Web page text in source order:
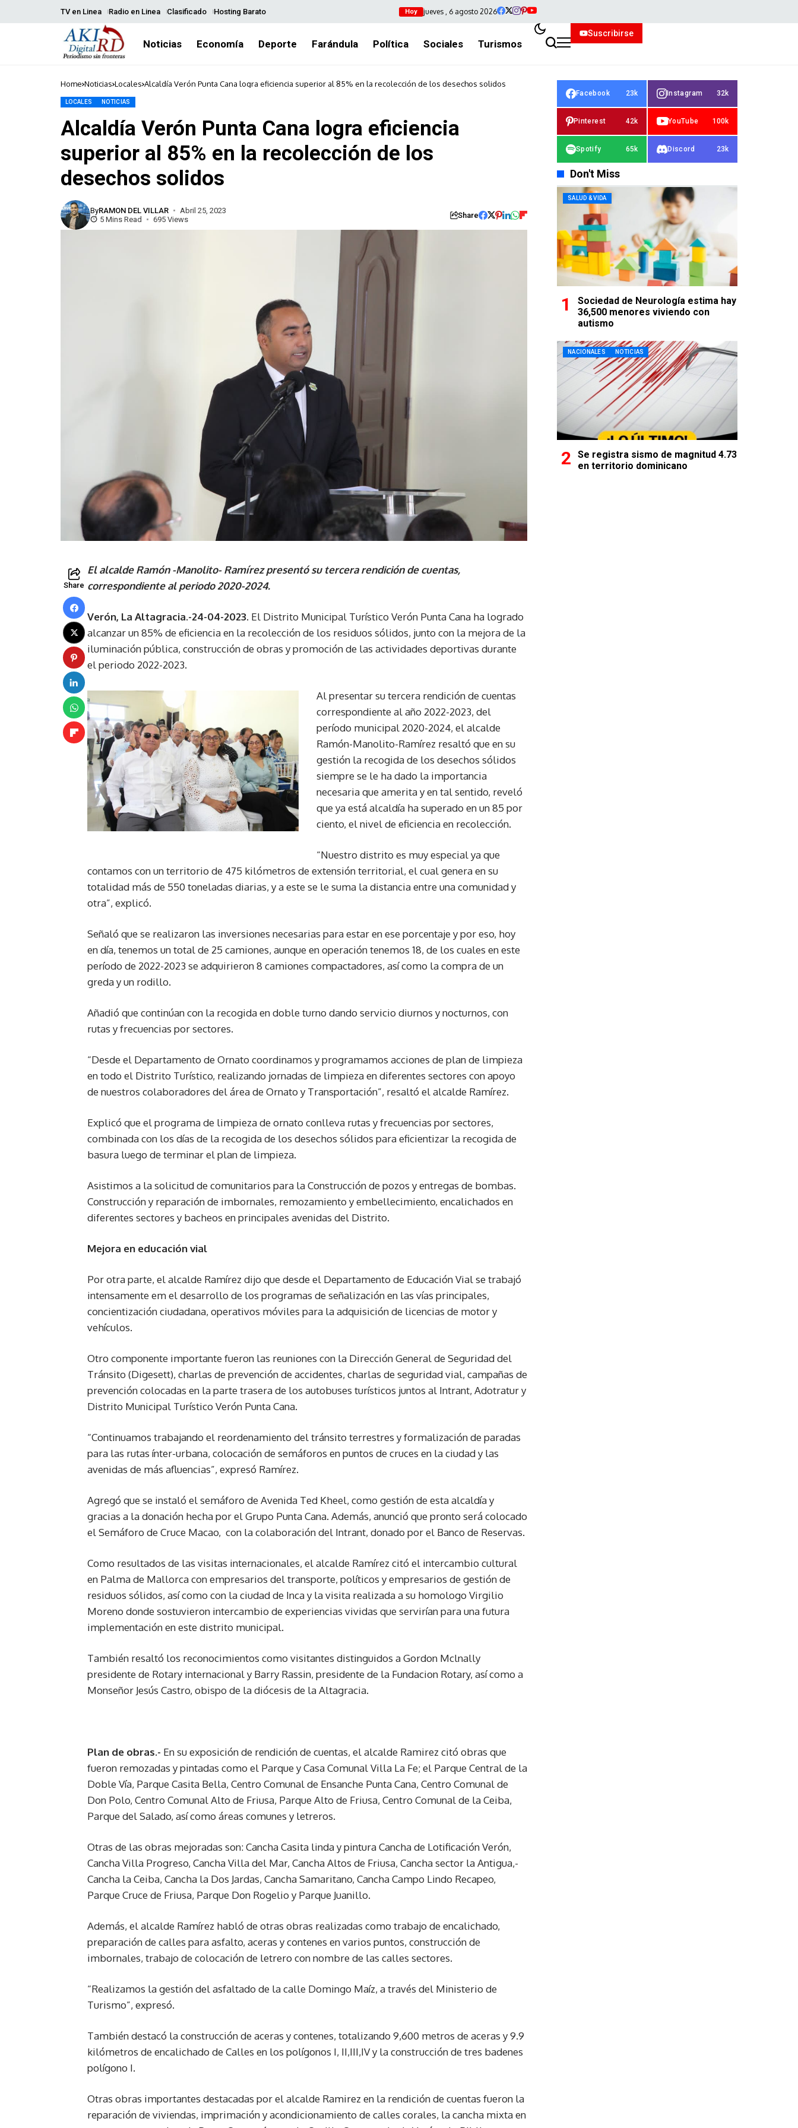
TV en Linea Radio en Linea Clasificado Hosting Barato Hoy jueves , 6 agosto 2026
Noticias Economía Deporte Farándula Política Sociales Turismos
Suscribirse
Home Noticias Locales Alcaldía Verón Punta Cana logra eficiencia superior al 85% en la recolección de los desechos solidos
LOCALES NOTICIAS
Alcaldía Verón Punta Cana logra eficiencia
superior al 85% en la recolección de los
desechos solidos
ByRAMON DEL VILLAR
Abril 25, 2023
5 Mins Read
695 Views Share
Share
El alcalde Ramón -Manolito- Ramírez presentó su tercera rendición de cuentas,
correspondiente al periodo 2020-2024.
Verón, La Altagracia.-24-04-2023. El Distrito Municipal Turístico Verón Punta Cana ha logrado
alcanzar un 85% de eficiencia en la recolección de los residuos sólidos, junto con la mejora de la
iluminación pública, construcción de obras y promoción de las actividades deportivas durante
el periodo 2022-2023.
Al presentar su tercera rendición de cuentas
correspondiente al año 2022-2023, del
período municipal 2020-2024, el alcalde
Ramón-Manolito-Ramírez resaltó que en su
gestión la recogida de los desechos sólidos
siempre se le ha dado la importancia
necesaria que amerita y en tal sentido, reveló
que ya está alcaldía ha superado en un 85 por
ciento, el nivel de eficiencia en recolección.
“Nuestro distrito es muy especial ya que
contamos con un territorio de 475 kilómetros de extensión territorial, el cual genera en su
totalidad más de 550 toneladas diarias, y a este se le suma la distancia entre una comunidad y
otra”, explicó.
Señaló que se realizaron las inversiones necesarias para estar en ese porcentaje y por eso, hoy
en día, tenemos un total de 25 camiones, aunque en operación tenemos 18, de los cuales en este
período de 2022-2023 se adquirieron 8 camiones compactadores, así como la compra de un
greda y un rodillo.
Añadió que continúan con la recogida en doble turno dando servicio diurnos y nocturnos, con
rutas y frecuencias por sectores.
“Desde el Departamento de Ornato coordinamos y programamos acciones de plan de limpieza
en todo el Distrito Turístico, realizando jornadas de limpieza en diferentes sectores con apoyo
de nuestros colaboradores del área de Ornato y Transportación”, resaltó el alcalde Ramírez.
Explicó que el programa de limpieza de ornato conlleva rutas y frecuencias por sectores,
combinada con los días de la recogida de los desechos sólidos para eficientizar la recogida de
basura luego de terminar el plan de limpieza.
Asistimos a la solicitud de comunitarios para la Construcción de pozos y entregas de bombas.
Construcción y reparación de imbornales, remozamiento y embellecimiento, encalichados en
diferentes sectores y bacheos en principales avenidas del Distrito.
Mejora en educación vial
Por otra parte, el alcalde Ramírez dijo que desde el Departamento de Educación Vial se trabajó
intensamente em el desarrollo de los programas de señalización en las vías principales,
concientización ciudadana, operativos móviles para la adquisición de licencias de motor y
vehículos.
Otro componente importante fueron las reuniones con la Dirección General de Seguridad del
Tránsito (Digesett), charlas de prevención de accidentes, charlas de seguridad vial, campañas de
prevención colocadas en la parte trasera de los autobuses turísticos juntos al Intrant, Adotratur y
Distrito Municipal Turístico Verón Punta Cana.
“Continuamos trabajando el reordenamiento del tránsito terrestres y formalización de paradas
para las rutas ínter-urbana, colocación de semáforos en puntos de cruces en la ciudad y las
avenidas de más afluencias”, expresó Ramírez.
Agregó que se instaló el semáforo de Avenida Ted Kheel, como gestión de esta alcaldía y
gracias a la donación hecha por el Grupo Punta Cana. Además, anunció que pronto será colocado
el Semáforo de Cruce Macao, con la colaboración del Intrant, donado por el Banco de Reservas.
Como resultados de las visitas internacionales, el alcalde Ramírez citó el intercambio cultural
en Palma de Mallorca con empresarios del transporte, políticos y empresarios de gestión de
residuos sólidos, así como con la ciudad de Inca y la visita realizada a su homologo Virgilio
Moreno donde sostuvieron intercambio de experiencias vividas que servirían para una futura
implementación en este distrito municipal.
También resaltó los reconocimientos como visitantes distinguidos a Gordon Mclnally
presidente de Rotary internacional y Barry Rassin, presidente de la Fundacion Rotary, así como a
Monseñor Jesús Castro, obispo de la diócesis de la Altagracia.
Plan de obras.- En su exposición de rendición de cuentas, el alcalde Ramirez citó obras que
fueron remozadas y pintadas como el Parque y Casa Comunal Villa La Fe; el Parque Central de la
Doble Vía, Parque Casita Bella, Centro Comunal de Ensanche Punta Cana, Centro Comunal de
Don Polo, Centro Comunal Alto de Friusa, Parque Alto de Friusa, Centro Comunal de la Ceiba,
Parque del Salado, así como áreas comunes y letreros.
Otras de las obras mejoradas son: Cancha Casita linda y pintura Cancha de Lotificación Verón,
Cancha Villa Progreso, Cancha Villa del Mar, Cancha Altos de Friusa, Cancha sector la Antigua,-
Cancha la Ceiba, Cancha la Dos Jardas, Cancha Samaritano, Cancha Campo Lindo Recapeo,
Parque Cruce de Friusa, Parque Don Rogelio y Parque Juanillo.
Además, el alcalde Ramírez habló de otras obras realizadas como trabajo de encalichado,
preparación de calles para asfalto, aceras y contenes en varios puntos, construcción de
imbornales, trabajo de colocación de letrero con nombre de las calles sectores.
“Realizamos la gestión del asfaltado de la calle Domingo Maíz, a través del Ministerio de
Turismo”, expresó.
También destacó la construcción de aceras y contenes, totalizando 9,600 metros de aceras y 9.9
kilómetros de encalichado de Calles en los polígonos I, II,III,IV y la construcción de tres badenes
polígono I.
Otras obras importantes destacadas por el alcalde Ramirez en la rendición de cuentas fueron la
reparación de viviendas, imprimación y acondicionamiento de calles corales, la cancha mixta en
Facebook 23k Instagram 32k
Pinterest 42k YouTube 100k
Spotify 65k Discord 23k
Don't Miss
SALUD & VIDA
Sociedad de Neurología estima hay
36,500 menores viviendo con
autismo
NACIONALES NOTICIAS
Se registra sismo de magnitud 4.73
en territorio dominicano